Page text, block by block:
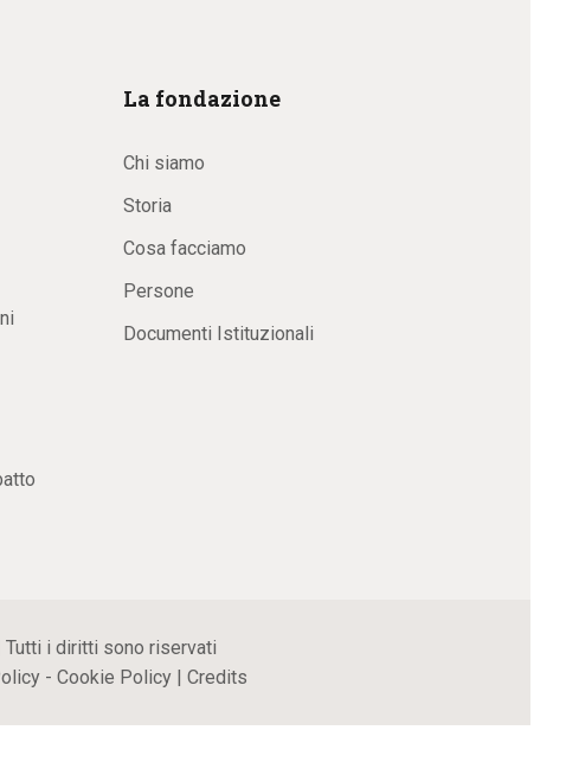
La fondazione
Chi siamo
Storia
Cosa facciamo
Persone
Documenti Istituzionali
Tutti i diritti sono riservati
- Cookie Policy | Credits